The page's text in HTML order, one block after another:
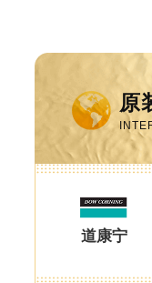
原
道康宁